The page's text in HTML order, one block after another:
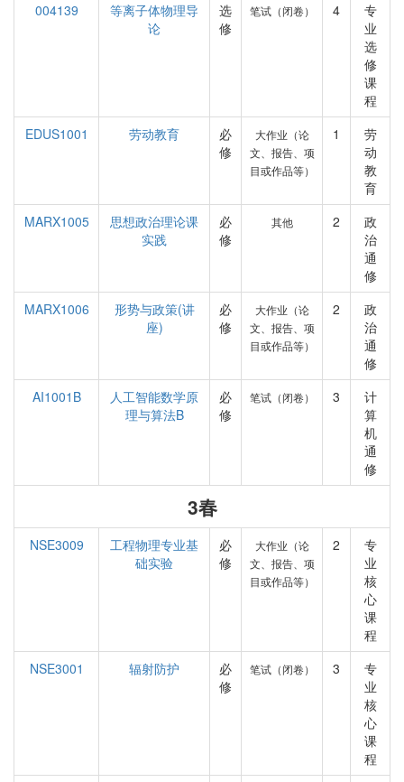
004139
等离子体物理导
论
选
修
笔试（闭卷） 4
专
业
选
修
课
程
EDUS1001
劳动教育
必
修
大作业（论
文、报告、项
目或作品等）
1
劳
动
教
育
MARX1005
思想政治理论课
实践
必
修
其他 2
政
治
通
修
MARX1006
形势与政策(讲
座)
必
修
大作业（论
文、报告、项
目或作品等）
2
政
治
通
修
AI1001B
人工智能数学原
理与算法B
必
修
笔试（闭卷） 3
计
算
机
通
修
3春
NSE3009
工程物理专业基
础实验
必
修
大作业（论
文、报告、项
目或作品等）
2
专
业
核
心
课
程
NSE3001
辐射防护
必
修
笔试（闭卷） 3
专
业
核
心
课
程